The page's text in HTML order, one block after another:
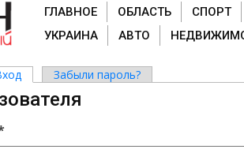
ГЛАВНОЕ ОБЛАСТЬ СПОРТ
УКРАИНА
АВТО
(активная вкладка)
Забыли пароль?